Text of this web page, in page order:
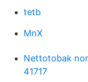
tetb
MnX
Nettotobak
41717